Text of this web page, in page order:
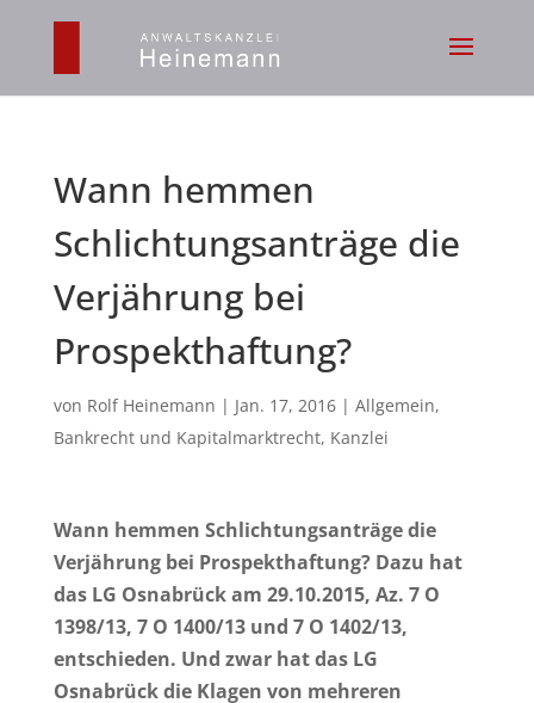
Wann hemmen
Schlichtungsanträge die
Verjährung bei
Prospekthaftung?
von Rolf Heinemann | Jan. 17, 2016| Allgemein,
Bankrecht und Kapitalmarktrecht, Kanzlei
Wann hemmen Schlichtungsanträge die
Verjährung bei Prospekthaftung? Dazu hat
das LG Osnabrück am 29.10.2015, Az. 7 O
1398/13, 7 O 1400/13 und 7 O 1402/13,
entschieden. Und zwar hat das LG
Osnabrück die Klagen von mehreren